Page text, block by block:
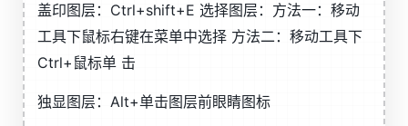
盖印图层：Ctrl+shift+E 选择图层：方法一：移动
工具下鼠标右键在菜单中选择 方法二：移动工具下
Ctrl+鼠标单 击
独显图层：Alt+单击图层前眼睛图标